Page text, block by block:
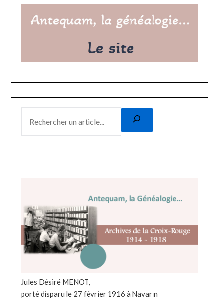
Jules Désiré MENOT,
porté disparu le 27 février 1916 à Navarin